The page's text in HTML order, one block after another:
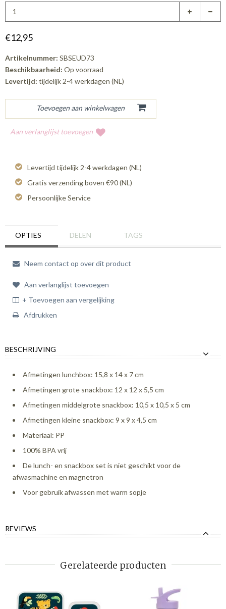
€12,95
Artikelnummer: SBSEUD73
Beschikbaarheid: Op voorraad
Levertijd: tijdelijk 2-4 werkdagen (NL)
Aan verlanglijst toevoegen
Levertijd tijdelijk 2-4 werkdagen (NL)
Gratis verzending boven €90 (NL)
Persoonlijke Service
OPTIES DELEN TAGS
Neem contact op over dit product
Aan verlanglijst toevoegen
+ Toevoegen aan vergelijking
Afdrukken
BESCHRIJVING
Afmetingen lunchbox: 15,8 x 14 x 7 cm
Afmetingen grote snackbox: 12 x 12 x 5,5 cm
Afmetingen middelgrote snackbox: 10,5 x 10,5 x 5 cm
Afmetingen kleine snackbox: 9 x 9 x 4,5 cm
Materiaal: PP
100% BPA vrij
De lunch- en snackbox set is niet geschikt voor de
afwasmachine en magnetron
Voor gebruik afwassen met warm sopje
REVIEWS
Gerelateerde producten